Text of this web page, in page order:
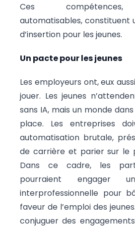
Ces compétences,
automatisables, constituent
d’insertion pour les jeunes.
Un pacte pour les jeunes
Les employeurs ont, eux
jouer. Les jeunes
sans IA, mais un monde
place. Les entreprises
automatisation brutale,
de carrière et parier sur le
Dans ce cadre, les
pourraient engager
interprofessionnelle pour
faveur de l’emploi des
conjuguer des